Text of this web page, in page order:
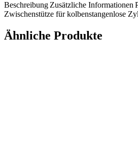
Beschreibung Zusätzliche Informationen
Zwischenstütze für kolbenstangenlose
Ähnliche Produkte